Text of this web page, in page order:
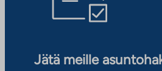
Jätä meille